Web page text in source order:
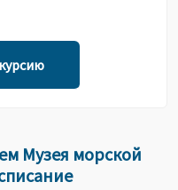
Музея морской